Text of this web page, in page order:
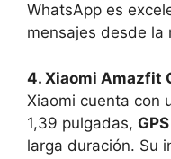
WhatsApp es
mensajes desde la
4. Xiaomi Amazfit
Xiaomi cuenta con
1,39 pulgadas,
larga duración. Su